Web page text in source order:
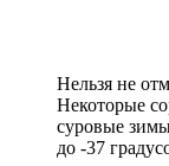
Нельзя не
Некоторые
суровые
до -37